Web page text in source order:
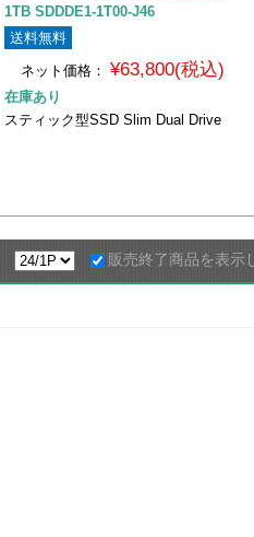
1TB SDDDE1-1T00-J46
送料無料
ネット価格： ¥63,800(税込)
在庫あり
スティック型SSD Slim Dual Drive
販売終了商品を表示